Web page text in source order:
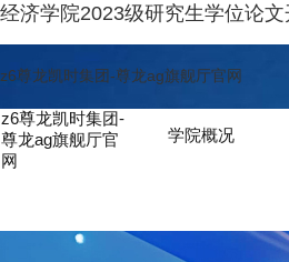
经济学院2023级研究生学位论
z6尊龙凯时集团-尊龙ag旗舰厅官网
z6尊龙凯时集团-
尊龙ag旗舰厅官
网
学院概况